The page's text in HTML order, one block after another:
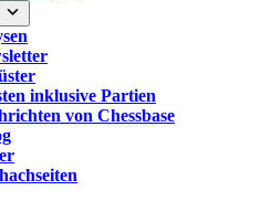
inklusive Partien
von Chessbase